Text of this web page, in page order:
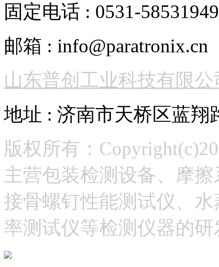
固定电话 : 0531-58531949
邮箱 : info@paratronix.cn
山东普创工业科技有限公
地址 : 济南市天桥区蓝翔
版权所有：
主营包装检测设备、摩
接骨螺钉性能测试仪、
率测试仪等检测仪器的